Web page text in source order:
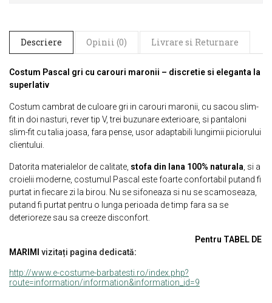
Descriere Opinii (0) Livrare si Returnare
Costum Pascal gri cu carouri maronii – discretie si eleganta la
superlativ
Costum cambrat de culoare gri in carouri maronii, cu sacou slim-
fit in doi nasturi, rever tip V, trei buzunare exterioare, si pantaloni
slim-fit cu talia joasa, fara pense, usor adaptabili lungimii piciorului
clientului.
Datorita materialelor de calitate, stofa din lana 100% naturala , si a
croielii moderne, costumul Pascal este foarte confortabil putand fi
purtat in fiecare zi la birou. Nu se sifoneaza si nu se scamoseaza,
putand fi purtat pentru o lunga perioada de timp fara sa se
deterioreze sau sa creeze disconfort.
Pentru TABEL DE
MARIMI vizitați pagina dedicată:
http://www.e-costume-barbatesti.ro/index.php?
route=information/information&information_id=9